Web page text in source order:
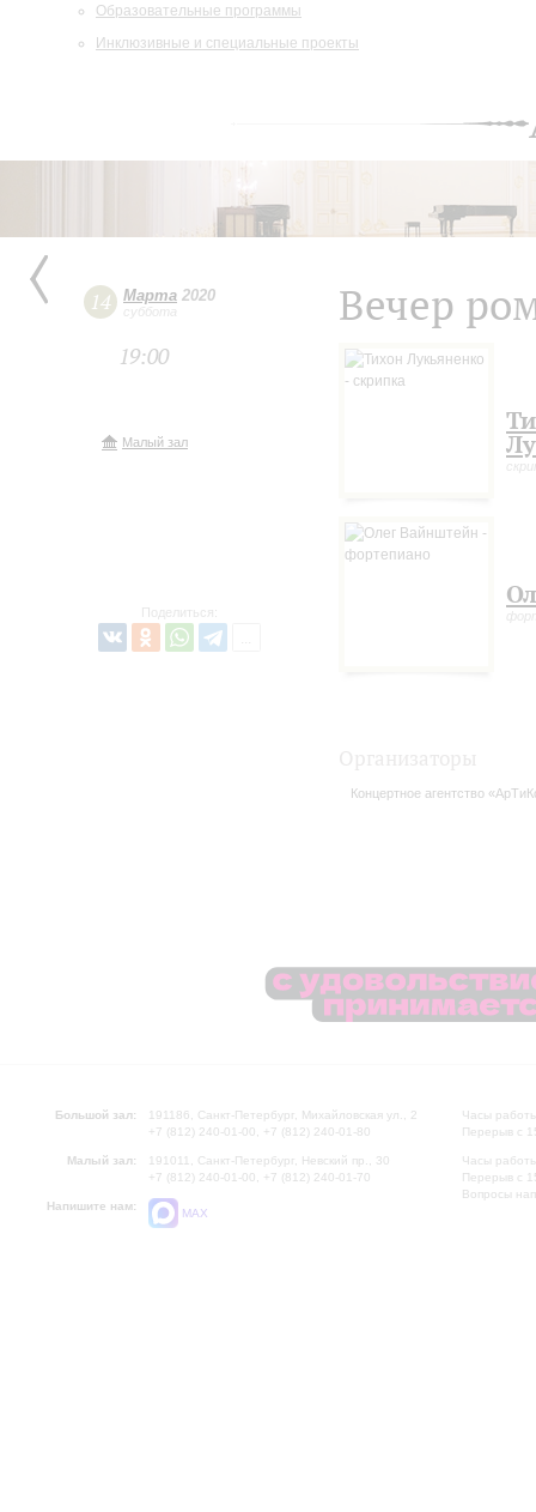
Образовательные программы
Инклюзивные и специальные проекты
14 Марта 2020
суббота
19:00
Малый зал
Поделиться:
Вечер
Концертное агентство
Большой зал:
191186, Санкт-Петербург, Михайловская ул., 2
+7 (812) 240-01-00, +7 (812) 240-01-80
Малый зал:
191011, Санкт-Петербург, Невский пр., 30
+7 (812) 240-01-00, +7 (812) 240-01-70
Напишите нам:
MAX
Часы
Перерыв с
Часы
Перерыв с
Вопросы